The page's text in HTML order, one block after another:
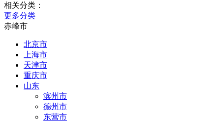
相关分类：
更多分类
赤峰市
北京市
上海市
天津市
重庆市
山东
滨州市
德州市
东营市